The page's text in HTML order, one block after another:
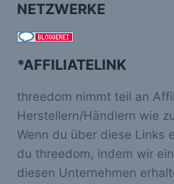
NETZWERKE
*AFFILIATELINK
threedom nimmt teil an
Herstellern/Händlern wie
Wenn du über diese Links
du threedom, indem wir
diesen Unternehmen